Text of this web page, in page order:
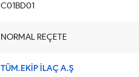
C01BD01
NORMAL REÇETE
TÜM.EKİP İLAÇ A.Ş